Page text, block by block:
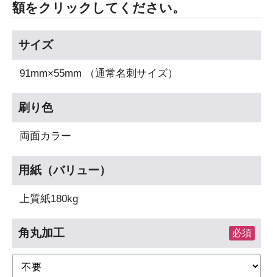
額をクリックしてください。
サイズ
91mm×55mm （通常名刺サイズ）
刷り色
両面カラー
用紙（バリュー）
上質紙180kg
角丸加工 必須